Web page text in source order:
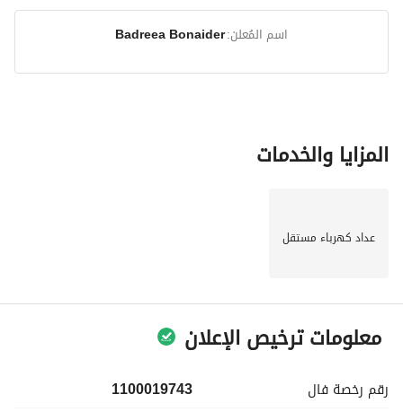
اسم المُعلن:Badreea Bonaider
المزايا والخدمات
عداد كهرباء مستقل
معلومات ترخيص الإعلان
رقم رخصة فال
1100019743